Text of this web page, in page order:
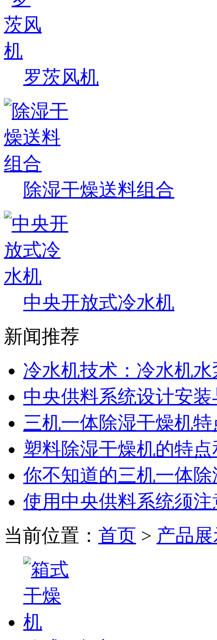
罗茨风机
除湿干燥送料组合
中央开放式冷水机
新闻推荐
冷水机技术：冷水机
中央供料系统设计安
三机一体除湿干燥机特
塑料除湿干燥机的特
你不知道的三机一体
使用中央供料系统须
当前位置： 首页 > 产品